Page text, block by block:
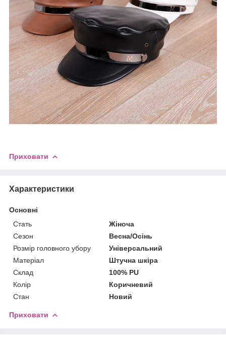
Приховати
Характеристики
Основні
Стать
Жіноча
Сезон
Весна/Осінь
Розмір головного убору
Універсальний
Матеріал
Штучна шкіра
Склад
100% PU
Колір
Коричневий
Стан
Новий
Приховати